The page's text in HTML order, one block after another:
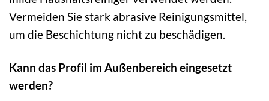
Vermeiden Sie stark abrasive Reinigungsmittel,
um die Beschichtung nicht zu beschädigen.
Kann das Profil im Außenbereich eingesetzt
werden?